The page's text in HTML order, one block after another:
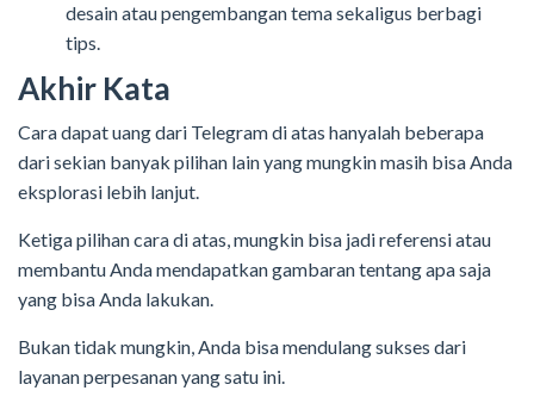
desain atau pengembangan tema sekaligus berbagi
tips.
Akhir Kata
Cara dapat uang dari Telegram di atas hanyalah beberapa
dari sekian banyak pilihan lain yang mungkin masih bisa Anda
eksplorasi lebih lanjut.
Ketiga pilihan cara di atas, mungkin bisa jadi referensi atau
membantu Anda mendapatkan gambaran tentang apa saja
yang bisa Anda lakukan.
Bukan tidak mungkin, Anda bisa mendulang sukses dari
layanan perpesanan yang satu ini.